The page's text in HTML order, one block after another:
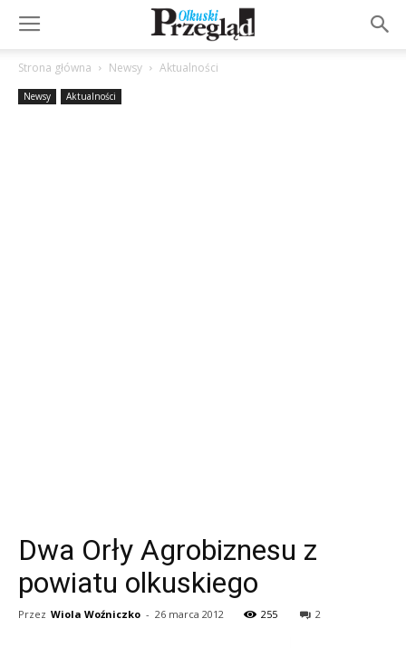
Strona główna Newsy Aktualności
Newsy Aktualności
Dwa Orły Agrobiznesu z
powiatu olkuskiego
Przez Wiola Woźniczko - 26 marca 2012 255 2